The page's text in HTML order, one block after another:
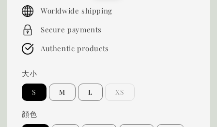
Worldwide shipping
Secure payments
Authentic products
大小
S M L XS
顔色